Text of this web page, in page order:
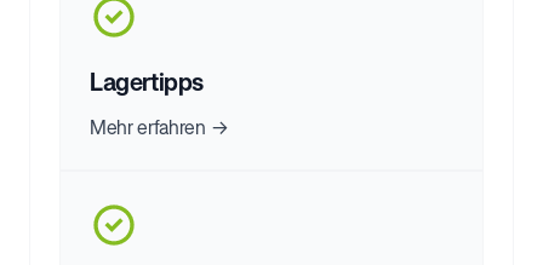
Lagertipps
Mehr erfahren →